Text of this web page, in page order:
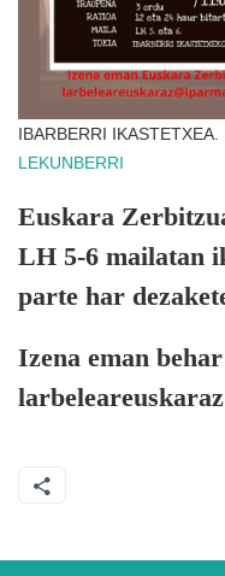
IBARBERRI IKASTETXEA.
LEKUNBERRI
Euskara
LH 5-6 mailatan
parte har
Izena eman